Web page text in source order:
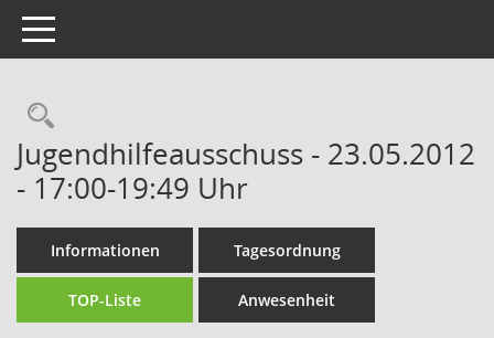
Toggle navigation
Rechercheauswahl
Jugendhilfeausschuss - 23.05.2012
- 17:00-19:49 Uhr
Informationen Tagesordnung
TOP-Liste Anwesenheit